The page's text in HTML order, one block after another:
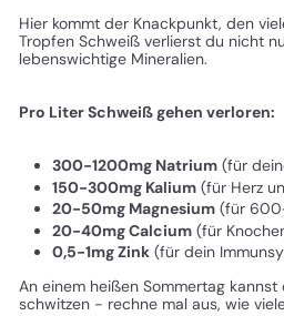
Hier kommt der Knackpunkt, den
Tropfen Schweiß verlierst du nicht
lebenswichtige Mineralien.
Pro Liter Schweiß gehen verloren:
300-1200mg Natrium (für
150-300mg Kalium (für Herz
20-50mg Magnesium (für
20-40mg Calcium (für
0,5-1mg Zink (für dein
An einem heißen Sommertag
schwitzen - rechne mal aus, wie